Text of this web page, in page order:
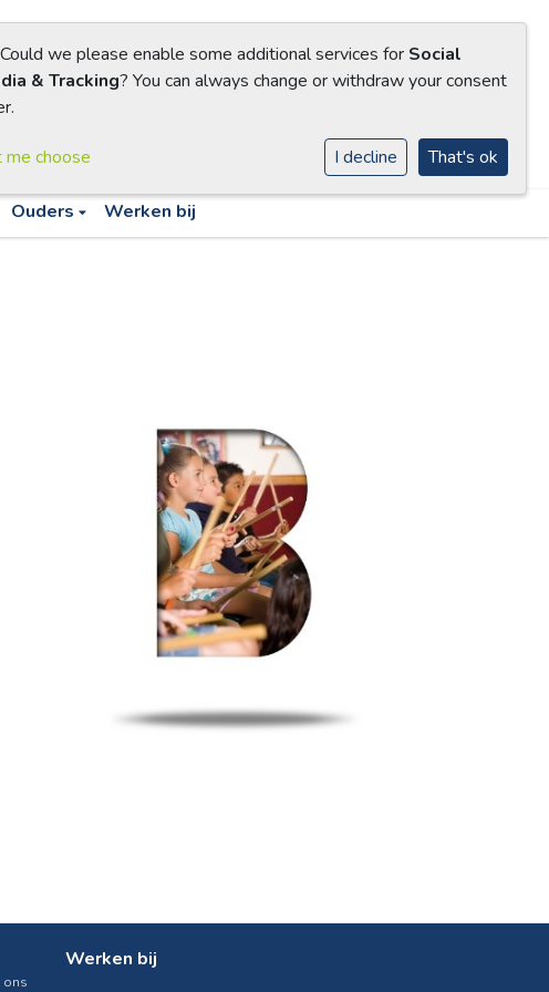
Ouders Werken bij
ons
Werken bij
we please enable some additional services for Social
& Tracking? You can always change or withdraw your consent
me choose I decline That's ok